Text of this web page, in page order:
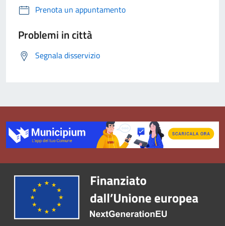
Prenota un appuntamento
Problemi in città
Segnala disservizio